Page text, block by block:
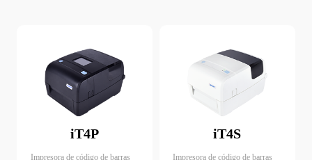
iT4P
Impresora de código de barras
iT4S
Impresora de código de barras